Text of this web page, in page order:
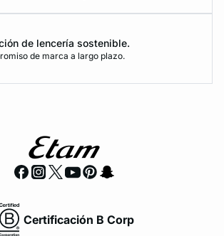
de lencería sostenible.
de marca a largo plazo.
Certificación B Corp